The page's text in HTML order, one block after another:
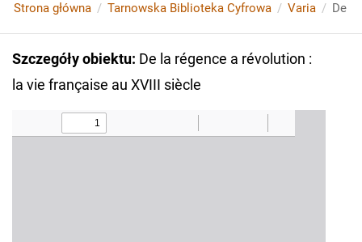
Strona główna Tarnowska Biblioteka Cyfrowa Varia
Szczegóły obiektu: De la régence a révolution :
la vie française au XVIII siècle